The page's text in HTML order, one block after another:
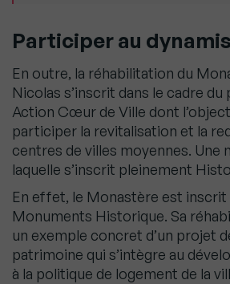
Participer au
En outre, la réhabilitation du
Nicolas s’inscrit dans le cadre du
Action Cœur de Ville dont
participer la revitalisation et la
centres de villes moyennes. Une
laquelle s’inscrit pleinement
En effet, le Monastère est inscrit
Monuments Historique. Sa
un exemple concret d’un projet
patrimoine qui s’intègre au
à la politique de logement de la